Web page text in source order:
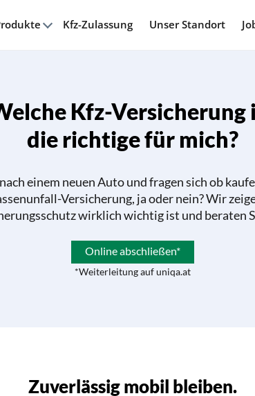
Kfz-Zulassung Unser Standort
Kfz-Versicherung
die richtige für mich?
einem neuen Auto und fragen sich ob
Versicherung, ja oder nein? Wir
wirklich wichtig ist und beraten
Online abschließen*
*Weiterleitung auf uniqa.at
Zuverlässig mobil bleiben.